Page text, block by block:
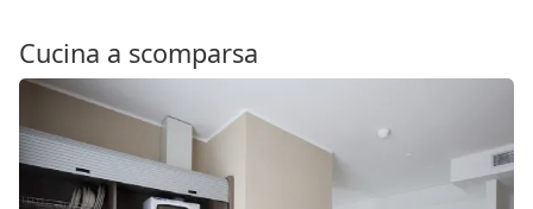
Cucina a scomparsa